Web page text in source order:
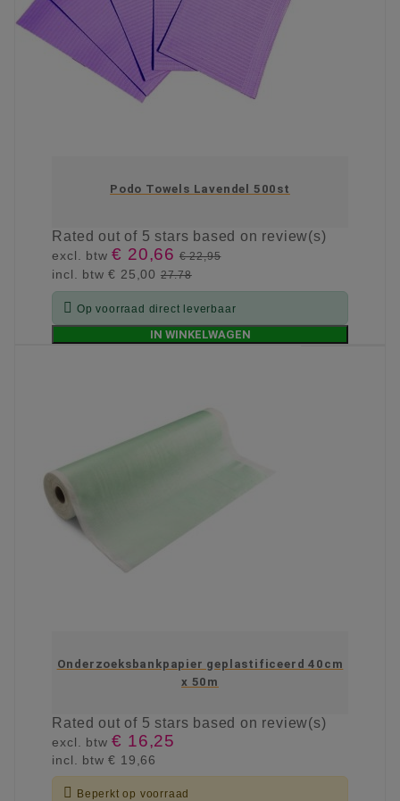
Podo Towels Lavendel 500st
Ratedout of 5 stars based on review(s)
excl. btw€ 20,66 € 22,95
incl. btw€ 25,00 27.78
 Op voorraad direct leverbaar
IN WINKELWAGEN
Onderzoeksbankpapier geplastificeerd 40cm
x 50m
Ratedout of 5 stars based on review(s)
excl. btw€ 16,25
incl. btw€ 19,66
 Beperkt op voorraad